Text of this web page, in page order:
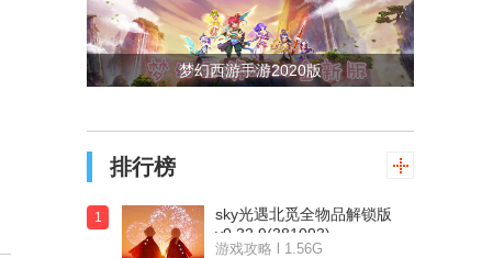
梦幻西游手游2020版
排行榜
1
sky光遇北觅全物品解锁版
v0.32.9(381093)
游戏攻略 l 1.56G